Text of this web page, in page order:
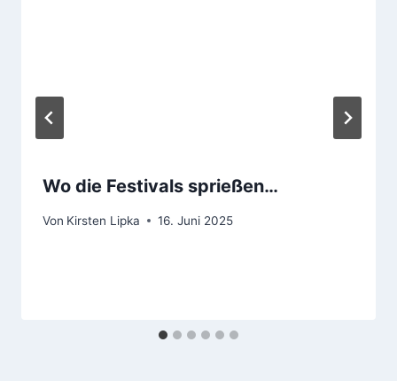
Wo die Festivals sprießen…
Von Kirsten Lipka 16. Juni 2025